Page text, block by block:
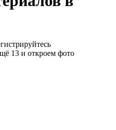
13 и откроем фото